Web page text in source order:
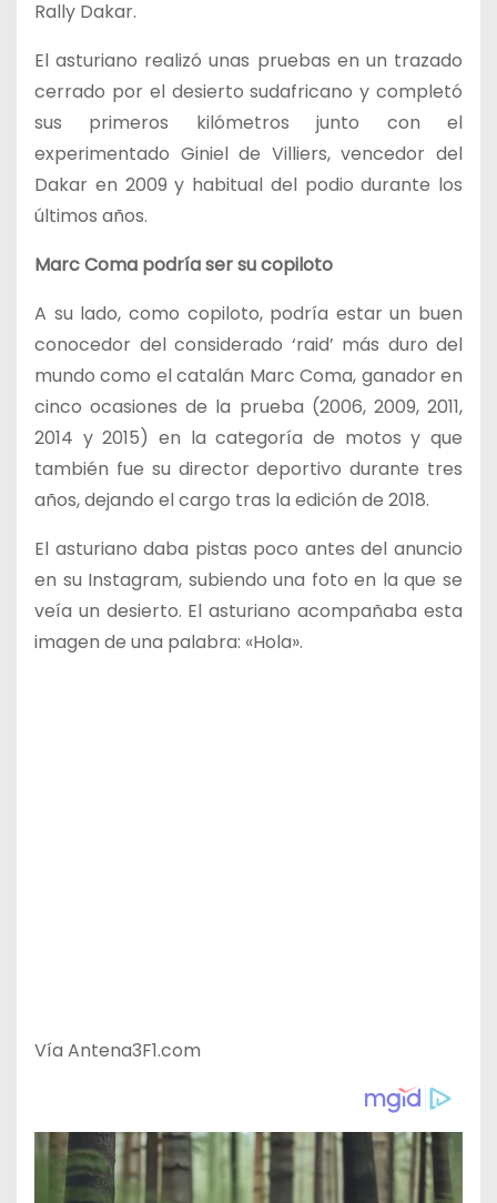
Rally Dakar.
El asturiano realizó unas pruebas en un trazado
cerrado por el desierto sudafricano y completó
sus primeros kilómetros junto con el
experimentado Giniel de Villiers, vencedor del
Dakar en 2009 y habitual del podio durante los
últimos años.
Marc Coma podría ser su copiloto
A su lado, como copiloto, podría estar un buen
conocedor del considerado ‘raid’ más duro del
mundo como el catalán Marc Coma, ganador en
cinco ocasiones de la prueba (2006, 2009, 2011,
2014 y 2015) en la categoría de motos y que
también fue su director deportivo durante tres
años, dejando el cargo tras la edición de 2018.
El asturiano daba pistas poco antes del anuncio
en su Instagram, subiendo una foto en la que se
veía un desierto. El asturiano acompañaba esta
imagen de una palabra: «Hola».
Vía Antena3F1.com